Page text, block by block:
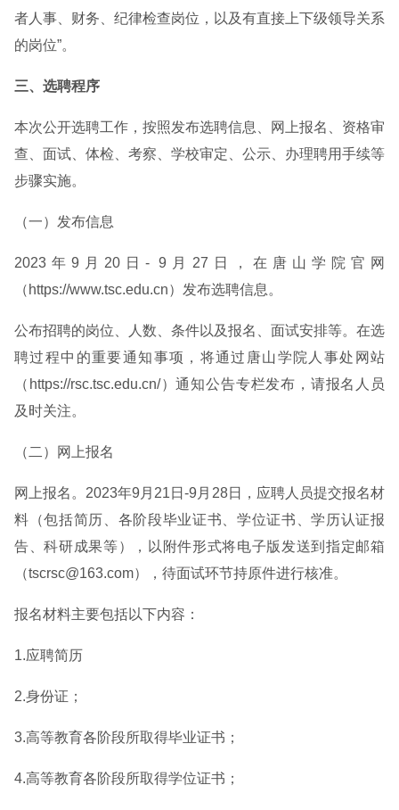
者人事、财务、纪律检查岗位，以及有直接上下级领导关系
的岗位”。
三、选聘程序
本次公开选聘工作，按照发布选聘信息、网上报名、资格审
查、面试、体检、考察、学校审定、公示、办理聘用手续等
步骤实施。
（一）发布信息
2023年9月20日- 9月27日，在唐山学院官网
（https://www.tsc.edu.cn）发布选聘信息。
公布招聘的岗位、人数、条件以及报名、面试安排等。在选
聘过程中的重要通知事项，将通过唐山学院人事处网站
（https://rsc.tsc.edu.cn/）通知公告专栏发布，请报名人员
及时关注。
（二）网上报名
网上报名。2023年9月21日-9月28日，应聘人员提交报名材
料（包括简历、各阶段毕业证书、学位证书、学历认证报
告、科研成果等），以附件形式将电子版发送到指定邮箱
（tscrsc@163.com），待面试环节持原件进行核准。
报名材料主要包括以下内容：
1.应聘简历
2.身份证；
3.高等教育各阶段所取得毕业证书；
4.高等教育各阶段所取得学位证书；